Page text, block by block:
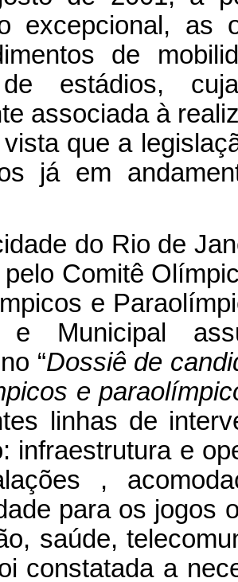
excepcional, as
de
estádios,
associada à
que a
já em
do Rio de
Comitê
e
e Municipal
“Dossiê de
e
linhas de
infraestrutura e
,
para os jogos
saúde,
constatada a